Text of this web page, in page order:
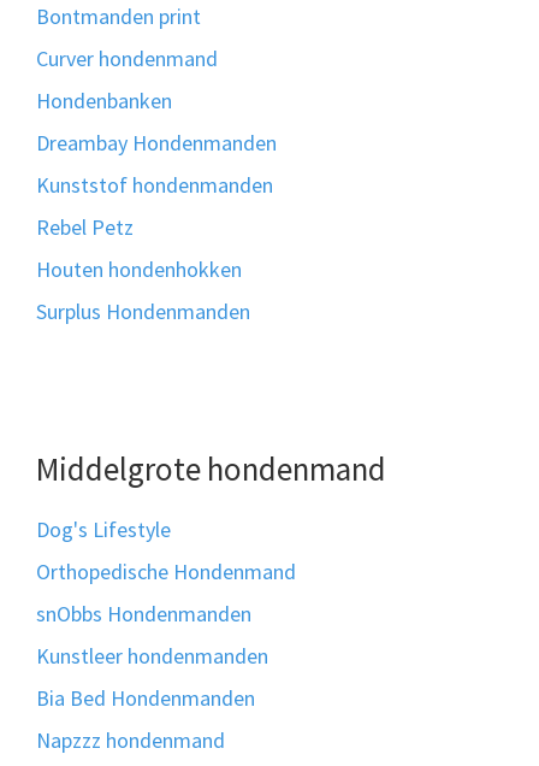
Bontmanden print
Curver hondenmand
Hondenbanken
Dreambay Hondenmanden
Kunststof hondenmanden
Rebel Petz
Houten hondenhokken
Surplus Hondenmanden
Middelgrote hondenmand
Dog's Lifestyle
Orthopedische Hondenmand
snObbs Hondenmanden
Kunstleer hondenmanden
Bia Bed Hondenmanden
Napzzz hondenmand